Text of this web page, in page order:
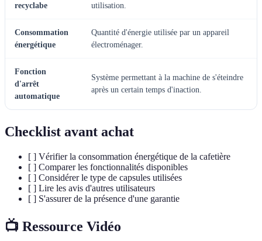
recyclabe
utilisation.
Consommation
énergétique
Quantité d'énergie utilisée par un appareil
électroménager.
Fonction
d'arrêt
automatique
Système permettant à la machine de s'éteindre
après un certain temps d'inaction.
Checklist avant achat
[ ] Vérifier la consommation énergétique de la cafetière
[ ] Comparer les fonctionnalités disponibles
[ ] Considérer le type de capsules utilisées
[ ] Lire les avis d'autres utilisateurs
[ ] S'assurer de la présence d'une garantie
📺 Ressource Vidéo